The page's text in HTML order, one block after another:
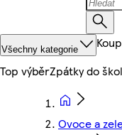
Všechny kategorie
Top výběrZpátky do
Ovoce a